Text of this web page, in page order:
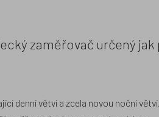
zaměřovač určený jak
denní větví a zcela novou noční větví,